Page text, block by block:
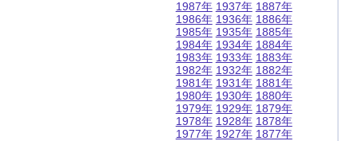
1987年
1986年
1985年
1984年
1983年
1982年
1981年
1980年
1979年
1978年
1977年
1937年
1936年
1935年
1934年
1933年
1932年
1931年
1930年
1929年
1928年
1927年
1887年
1886年
1885年
1884年
1883年
1882年
1881年
1880年
1879年
1878年
1877年